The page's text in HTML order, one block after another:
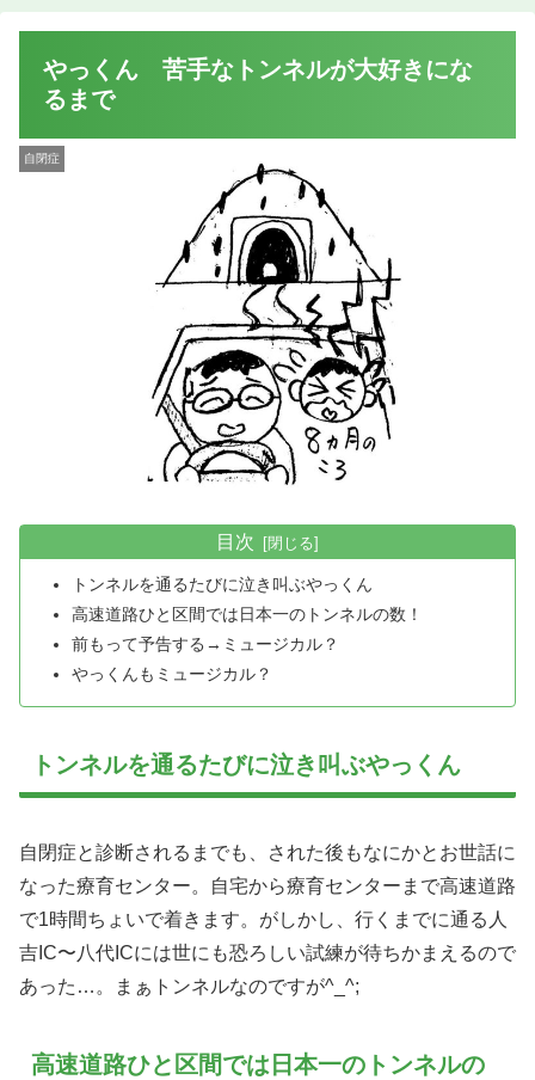
やっくん 苦手なトンネルが大好きにな
るまで
自閉症
目次
トンネルを通るたびに泣き叫ぶやっくん
高速道路ひと区間では日本一のトンネルの数！
前もって予告する→ミュージカル？
やっくんもミュージカル？
トンネルを通るたびに泣き叫ぶやっくん
自閉症と診断されるまでも、された後もなにかとお世話に
なった療育センター。自宅から療育センターまで高速道路
で1時間ちょいで着きます。がしかし、行くまでに通る人
吉IC〜八代ICには世にも恐ろしい試練が待ちかまえるので
あった…。まぁトンネルなのですが^_^;
高速道路ひと区間では日本一のトンネルの